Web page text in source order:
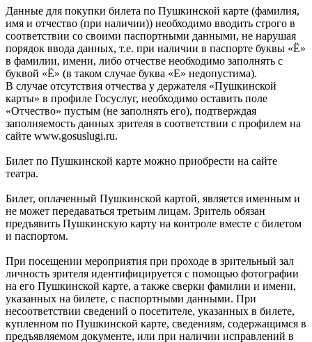
Данные для покупки билета по Пушкинской карте (фамилия,
имя и отчество (при наличии)) необходимо вводить строго в
соответствии со своими паспортными данными, не нарушая
порядок ввода данных, т.е. при наличии в паспорте буквы «Ё»
в фамилии, имени, либо отчестве необходимо заполнять с
буквой «Ё» (в таком случае буква «Е» недопустима).
В случае отсутствия отчества у держателя «Пушкинской
карты» в профиле Госуслуг, необходимо оставить поле
«Отчество» пустым (не заполнять его), подтверждая
заполняемость данных зрителя в соответствии с профилем на
сайте www.gosuslugi.ru.
Билет по Пушкинской карте можно приобрести на сайте
театра.
Билет, оплаченный Пушкинской картой, является именным и
не может передаваться третьим лицам. Зритель обязан
предъявить Пушкинскую карту на контроле вместе с билетом
и паспортом.
При посещении мероприятия при проходе в зрительный зал
личность зрителя идентифицируется с помощью фотографии
на его Пушкинской карте, а также сверки фамилии и имени,
указанных на билете, с паспортными данными. При
несоответствии сведений о посетителе, указанных в билете,
купленном по Пушкинской карте, сведениям, содержащимся в
предъявляемом документе, или при наличии исправлений в